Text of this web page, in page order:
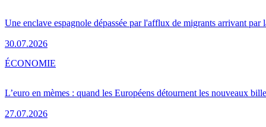
Une enclave espagnole dépassée par l'afflux de migrants arrivant par
30.07.2026
L’euro en mèmes : quand les Européens détournent les nouveaux
27.07.2026
ÉCONOMIE